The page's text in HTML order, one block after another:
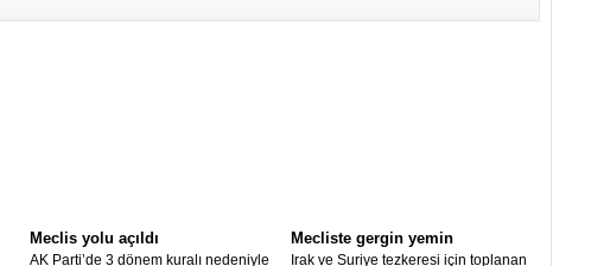
Meclis yolu açıldı
AK Parti’de 3 dönem kuralı nedeniyle
Mecliste gergin yemin
Irak ve Suriye tezkeresi için toplanan